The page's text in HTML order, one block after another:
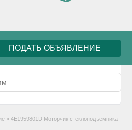
ПОДАТЬ ОБЪЯВЛЕНИЕ
» 4E1959801D Моторчик стеклоподъемника